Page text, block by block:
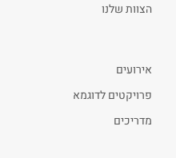
הצוות שלנו
אירועים
פרויקטים לדוגמא
מדריכים